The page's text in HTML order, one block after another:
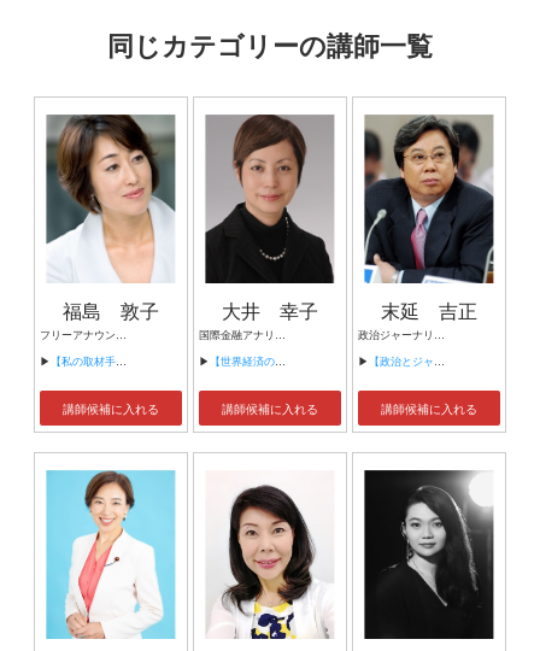
同じカテゴリーの講師一覧
福島 敦子
フリーアナウンサー、エッセイスト
▶ 【私の取材手帳から ―未来を切り拓く経営者たち―】
講師候補に入れる
大井 幸子
国際金融アナリスト ＳＡＩＬ社代表 文教大学国際学部非常勤講師 武蔵野大学政治経済研究所研究員
▶ 【世界経済の動向】
講師候補に入れる
末延 吉正
政治ジャーナリスト／東海大学教授
▶ 【政治とジャーナリズム】
講師候補に入れる